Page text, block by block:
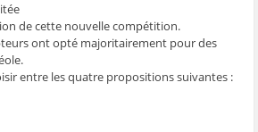
r
e
)
r
e
)
e
n
ê
t
e
)
de cette nouvelle compétition.
ont opté majoritairement pour des
entre les quatre propositions suivantes :